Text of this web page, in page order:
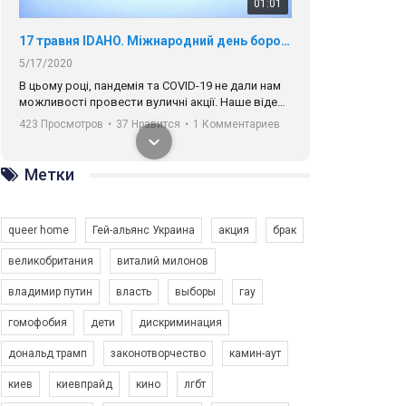
01:01
17 травня IDAHO. Міжнародний день боротьби з гомофобією трансфобією і біфобія.
5/17/2020
В цьому році, пандемія та COVІD-19 не дали нам
можливості провести вуличні акції. Наше відео-
звернення про те, що навіть коли ми у різних
містах та не можемо зустрінеться, ми разом. Ми
закликаємо всіх хто поділяє цінності рівності та
солідарності, приєднатися до нас. Регіональні
підрозділи ГАУ є в 16 областях України.
423 Просмотров • 37 Нравится • 1 Комментариев
Зупинимо насильство проти ЛГБТ в Україні! Stop violence against LGBT in Ukraine!
Емоційний та вражаючий промо-ролік на
Метки
queer home Гей-альянс Украина акция брак
великобритания виталий милонов
владимир путин власть выборы гау
гомофобия дети дискриминация
дональд трамп законотворчество камин-аут
киев киевпрайд кино лгбт